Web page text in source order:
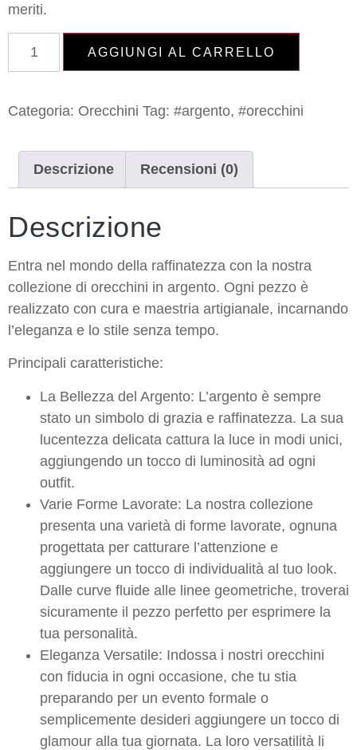
meriti.
AGGIUNGI AL CARRELLO
Categoria: Orecchini Tag: #argento, #orecchini
Descrizione Recensioni (0)
Descrizione
Entra nel mondo della raffinatezza con la nostra
collezione di orecchini in argento. Ogni pezzo è
realizzato con cura e maestria artigianale, incarnando
l’eleganza e lo stile senza tempo.
Principali caratteristiche:
La Bellezza del Argento: L’argento è sempre
stato un simbolo di grazia e raffinatezza. La sua
lucentezza delicata cattura la luce in modi unici,
aggiungendo un tocco di luminosità ad ogni
outfit.
Varie Forme Lavorate: La nostra collezione
presenta una varietà di forme lavorate, ognuna
progettata per catturare l’attenzione e
aggiungere un tocco di individualità al tuo look.
Dalle curve fluide alle linee geometriche, troverai
sicuramente il pezzo perfetto per esprimere la
tua personalità.
Eleganza Versatile: Indossa i nostri orecchini
con fiducia in ogni occasione, che tu stia
preparando per un evento formale o
semplicemente desideri aggiungere un tocco di
glamour alla tua giornata. La loro versatilità li